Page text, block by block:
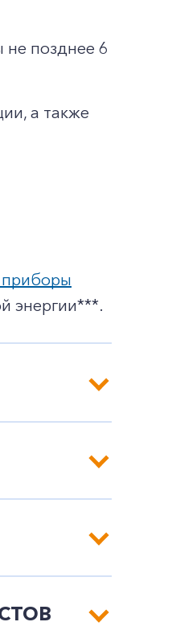
не позднее 6
а также
приборы
энергии***.